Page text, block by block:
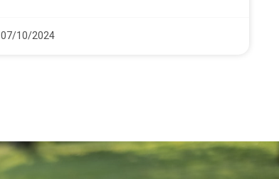
07/10/2024